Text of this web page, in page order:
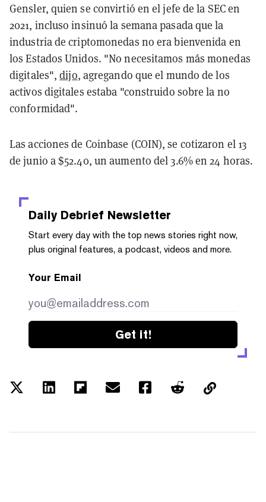
Gensler, quien se convirtió en el jefe de la SEC en
2021, incluso insinuó la semana pasada que la
industria de criptomonedas no era bienvenida en
los Estados Unidos. "No necesitamos más monedas
digitales",dijo, agregando que el mundo de los
activos digitales estaba "construido sobre la no
conformidad".
Las acciones de Coinbase (COIN), se cotizaron el 13
de junio a $52.40, un aumento del 3.6% en 24 horas.
Daily Debrief Newsletter
Start every day with the top news stories right now,
plus original features, a podcast, videos and more.
Your Email
Get it!